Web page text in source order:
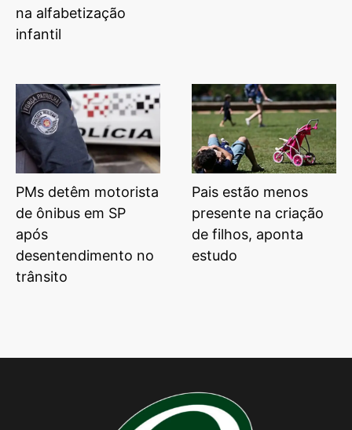
na alfabetização
infantil
PMs detêm motorista
de ônibus em SP
após
desentendimento no
trânsito
Pais estão menos
presente na criação
de filhos, aponta
estudo